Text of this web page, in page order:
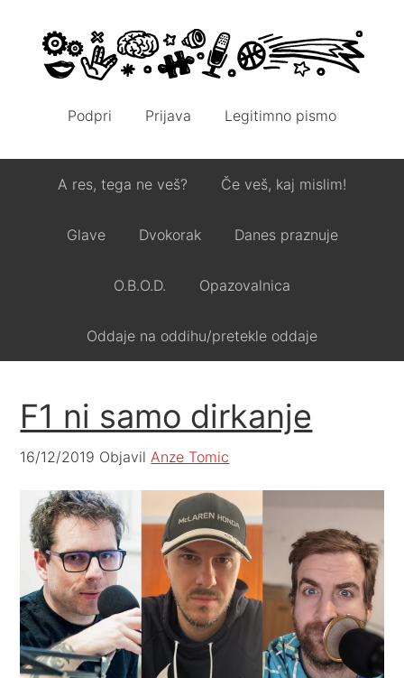
Podpri Prijava Legitimno pismo
A res, tega ne veš? Če veš, kaj mislim!
Glave Dvokorak Danes praznuje
O.B.O.D. Opazovalnica
Oddaje na oddihu/pretekle oddaje
F1 ni samo dirkanje
16/12/2019 ObjavilAnze Tomic